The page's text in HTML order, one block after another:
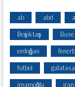
ab abd
Beşiktaş
erdoğan
futbol
imamoğlu iran